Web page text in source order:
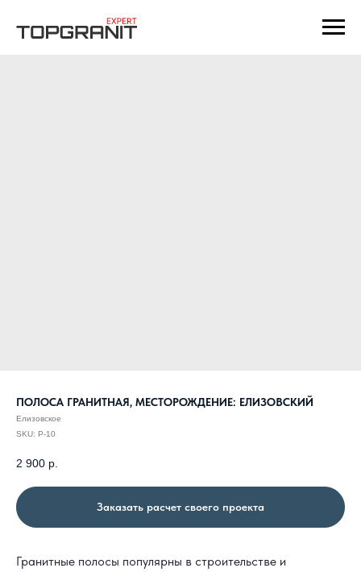
ПОЛОСА ГРАНИТНАЯ, МЕСТОРОЖДЕНИЕ: ЕЛИЗОВСКИЙ
Елизовское
SKU: P-10
2 900 р.
Заказать расчет своего проекта
Гранитные полосы популярны в строительстве и